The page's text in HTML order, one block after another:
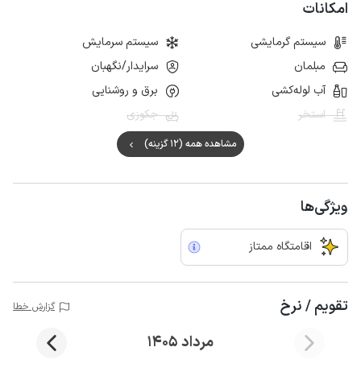
امکانات
سیستم گرمایشی
سیستم سرمایش
مبلمان
سرایدار/نگهبان
آب لوله‌کشی
برق و روشنایی
استخر
جکوزی
مشاهده همه (12 گزینه)
ویژگی‌ها
اقامتگاه ممتاز
تقویم / نرخ گزارش خطا
مرداد 1405